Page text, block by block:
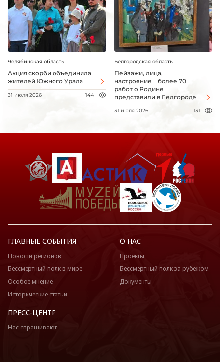
Челябинская область
Акция скорби объединила
жителей Южного Урала
31 июля 2026 144
Белгородская область
Пейзажи, лица,
настроение – более 70
работ о Родине
представили в Белгороде
31 июля 2026 131
ГЛАВНЫЕ СОБЫТИЯ
Новости регионов
Бессмертный полк в мире
Особое мнение
Исторические статьи
О НАС
Проекты
Бессмертный полк за рубежом
Документы
ПРЕСС-ЦЕНТР
Нас спрашивают